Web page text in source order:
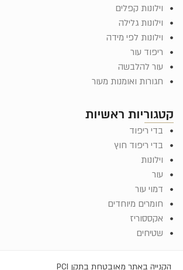
קטגוריות ראשיות
בדי ריפוד
בדי ריפוד חוץ
וילונות
עור
דמוי עור
חומרים מיוחדים
אקססוריז
שטיחים
וילונות קפלים
וילונות גלילה
וילונות לפי מידה
ריפוד עור
עור להלבשה
חגורות ואומנות מעור
הקנייה באתר מאובטחת בתקן PCI